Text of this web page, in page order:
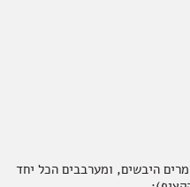
היבשים, ומערבבים הכל יחד